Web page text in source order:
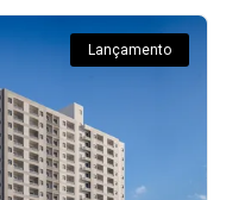
Lançamento